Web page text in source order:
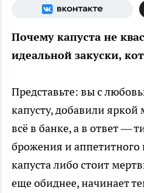
Почему капуста не
идеальной закуски,
Представьте: вы с
капусту, добавили
всё в банке, а в ответ —
брожения и аппетитного
капуста либо стоит
еще обиднее, начинает